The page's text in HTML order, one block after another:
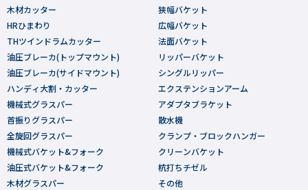
木材カッター
HRひまわり
THツインドラムカッター
油圧ブレーカ(トップマウント)
油圧ブレーカ(サイドマウント)
ハンディ大割・カッター
機械式グラスパー
首振りグラスパー
全旋回グラスパー
機械式バケット&フォーク
油圧式バケット&フォーク
木材グラスパー
狭幅バケット
広幅バケット
法面バケット
リッパーバケット
シングルリッパー
エクステンションアーム
アダプタブラケット
散水機
クランプ・ブロックハンガー
クリーンバケット
杭打ちチゼル
その他